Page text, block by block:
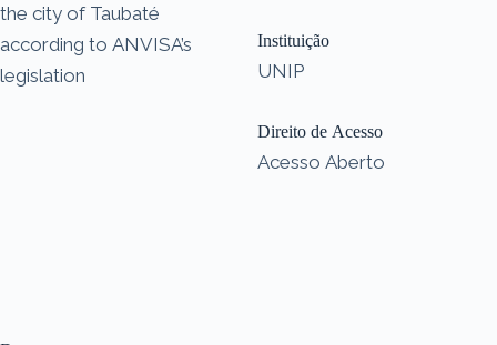
the city of Taubaté
according to ANVISA’s
legislation
Instituição
UNIP
Direito de Acesso
Acesso Aberto